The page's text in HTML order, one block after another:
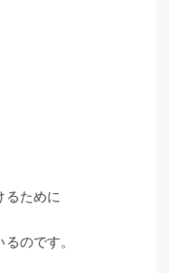
るために
のです。